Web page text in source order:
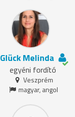
Glück Melinda
egyéni fordító
Veszprém
magyar, angol